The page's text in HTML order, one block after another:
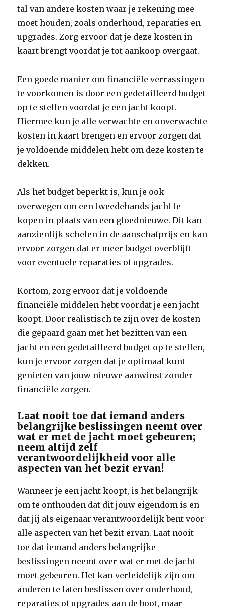
tal van andere kosten waar je rekening mee
moet houden, zoals onderhoud, reparaties en
upgrades. Zorg ervoor dat je deze kosten in
kaart brengt voordat je tot aankoop overgaat.
Een goede manier om financiële verrassingen
te voorkomen is door een gedetailleerd budget
op te stellen voordat je een jacht koopt.
Hiermee kun je alle verwachte en onverwachte
kosten in kaart brengen en ervoor zorgen dat
je voldoende middelen hebt om deze kosten te
dekken.
Als het budget beperkt is, kun je ook
overwegen om een tweedehands jacht te
kopen in plaats van een gloednieuwe. Dit kan
aanzienlijk schelen in de aanschafprijs en kan
ervoor zorgen dat er meer budget overblijft
voor eventuele reparaties of upgrades.
Kortom, zorg ervoor dat je voldoende
financiële middelen hebt voordat je een jacht
koopt. Door realistisch te zijn over de kosten
die gepaard gaan met het bezitten van een
jacht en een gedetailleerd budget op te stellen,
kun je ervoor zorgen dat je optimaal kunt
genieten van jouw nieuwe aanwinst zonder
financiële zorgen.
Laat nooit toe dat iemand anders
belangrijke beslissingen neemt over
wat er met de jacht moet gebeuren;
neem altijd zelf
verantwoordelijkheid voor alle
aspecten van het bezit ervan!
Wanneer je een jacht koopt, is het belangrijk
om te onthouden dat dit jouw eigendom is en
dat jij als eigenaar verantwoordelijk bent voor
alle aspecten van het bezit ervan. Laat nooit
toe dat iemand anders belangrijke
beslissingen neemt over wat er met de jacht
moet gebeuren. Het kan verleidelijk zijn om
anderen te laten beslissen over onderhoud,
reparaties of upgrades aan de boot, maar